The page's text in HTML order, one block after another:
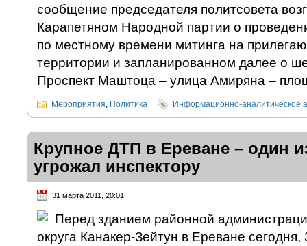
сообщение председателя политсовета
Карапетяном Народной партии о
по местному времени митинга на
территории и запланированном далее о
Проспект Маштоца – улица Амиряна –
Мероприятия, Политика Информационно-аналитическое
Крупное ДТП в Ереване – один
угрожал инспектору
31 марта 2011, 20:01
Перед зданием районной
округа Канакер-Зейтун в Ереване